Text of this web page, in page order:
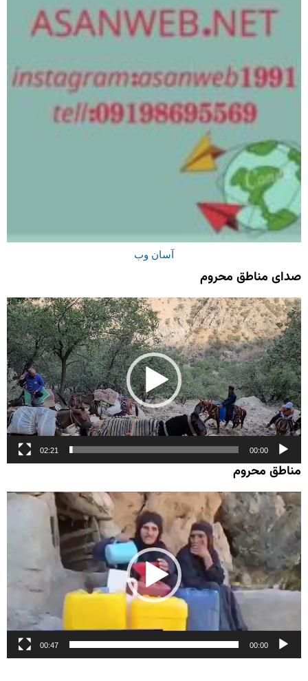
آسان وب
صدای مناطق محروم
نمایشگر
ویدیو
00:00
02:21
مناطق محروم
نمایشگر
ویدیو
00:00
00:47